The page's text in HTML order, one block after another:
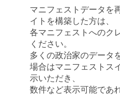
マニフェストデータを
イトを構築した方は、
各マニフェストへのク
ください。
多くの政治家のデータ
場合はマニフェストス
示いただき、
数件など表示可能であ